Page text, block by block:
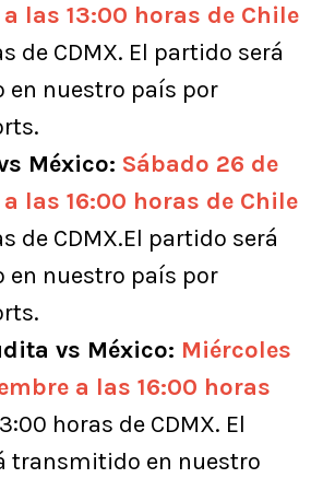
las 13:00 horas de Chile
de CDMX. El partido será
nuestro país por
México: Sábado 26 de
las 16:00 horas de Chile
de CDMX.El partido será
nuestro país por
vs México: Miércoles
a las 16:00 horas
horas de CDMX. El
transmitido en nuestro